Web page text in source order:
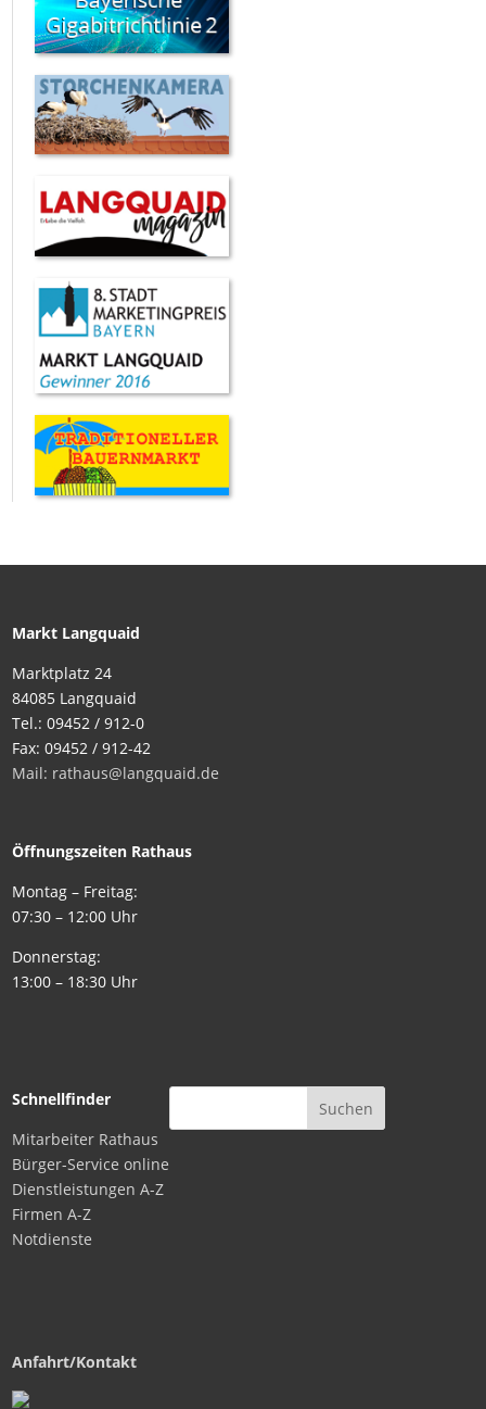
Markt Langquaid
Marktplatz 24
84085 Langquaid
Tel.: 09452 / 912-0
Fax: 09452 / 912-42
Mail: rathaus@langquaid.de
Öffnungszeiten Rathaus
Montag – Freitag:
07:30 – 12:00 Uhr
Donnerstag:
13:00 – 18:30 Uhr
Schnellfinder
Mitarbeiter Rathaus
Bürger-Service online
Dienstleistungen A-Z
Firmen A-Z
Notdienste
Anfahrt/Kontakt